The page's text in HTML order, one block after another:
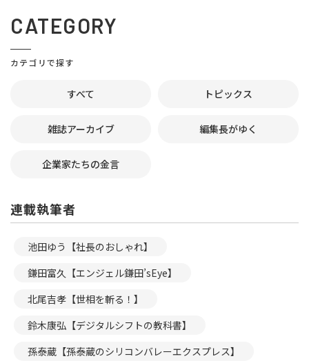
CATEGORY
カテゴリで探す
すべて トピックス
雑誌アーカイブ 編集長がゆく
企業家たちの金言
連載執筆者
池田ゆう【社長のおしゃれ】
鎌田富久【エンジェル鎌田’sEye】
北尾吉孝【世相を斬る！】
鈴木康弘【デジタルシフトの教科書】
孫泰蔵【孫泰蔵のシリコンバレーエクスプレス】